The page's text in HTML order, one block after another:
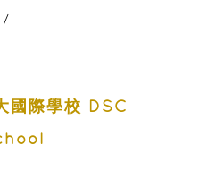
國際學校 DSC